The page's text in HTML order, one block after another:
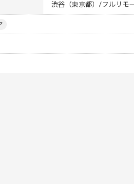
渋谷（東京都）/フルリモ